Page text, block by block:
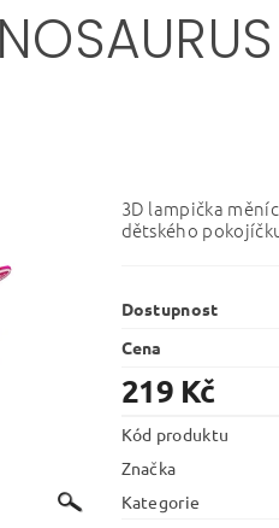
3D lampička
dětského
Dostupnost
Cena
219 Kč
Kód produktu
Značka
Kategorie